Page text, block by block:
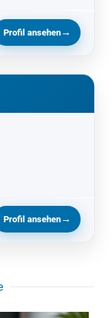
Profil ansehen→
Profil ansehen→